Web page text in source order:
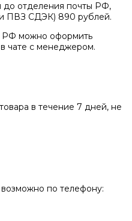
до отделения почты РФ,
ПВЗ СДЭК) 890 рублей.
РФ можно оформить
в чате с менеджером.
в течение 7 дней, не
возможно по телефону: